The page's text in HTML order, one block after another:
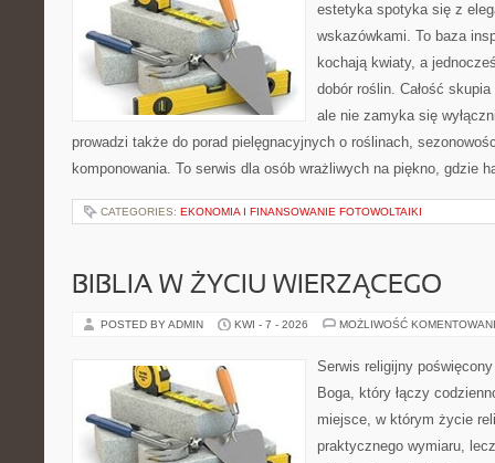
estetyka spotyka się z
wskazówkami. To baza
kochają kwiaty, a
dobór roślin. Całość
ale nie zamyka się
prowadzi także do porad pielęgnacyjnych o roślinach,
komponowania. To serwis dla osób wrażliwych na piękno, gdzie
CATEGORIES: EKONOMIA I FINANSOWANIE FOTOWOLTAIKI
BIBLIA W ŻYCIU WIERZĄCEGO
POSTED BY ADMIN KWI - 7 - 2026 MOŻLIWOŚĆ
Serwis religijny
Boga, który łączy
miejsce, w którym życie
praktycznego wymiaru,